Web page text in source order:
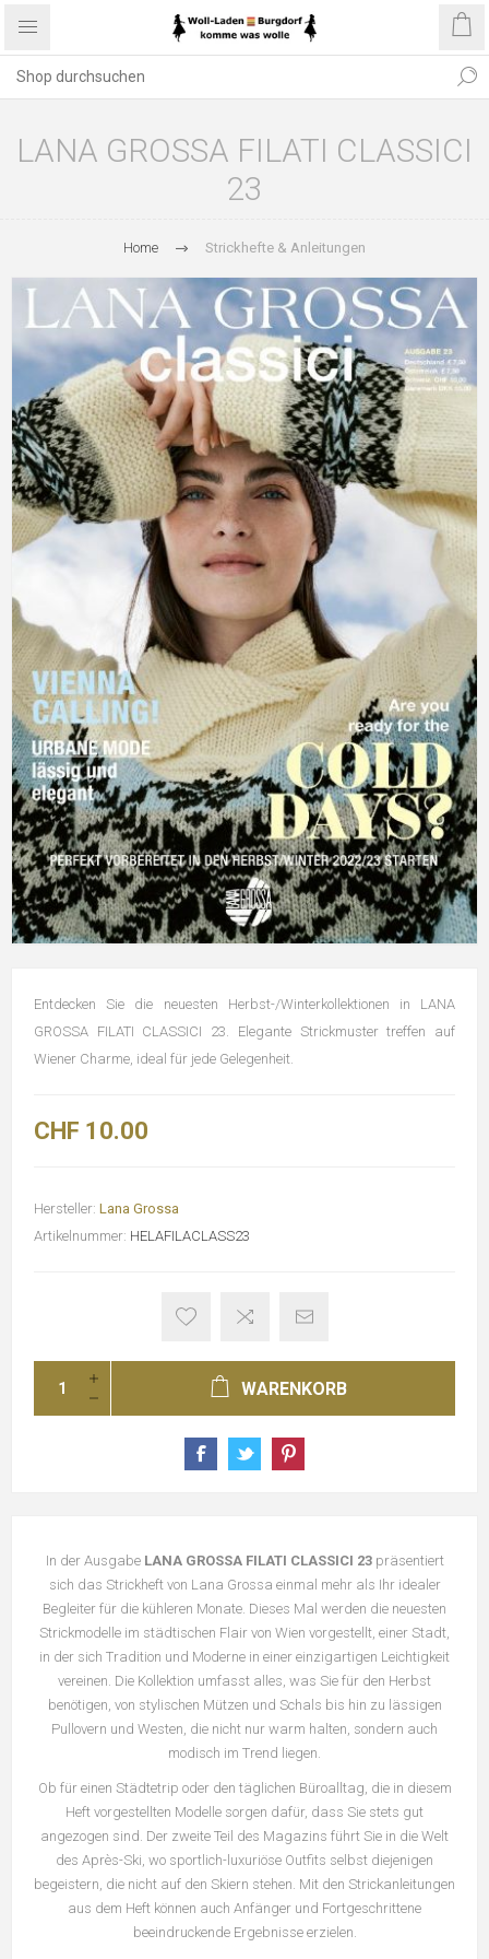
LANA GROSSA FILATI CLASSICI
23
Home Strickhefte & Anleitungen
Entdecken Sie die neuesten Herbst-/Winterkollektionen in LANA
GROSSA FILATI CLASSICI 23. Elegante Strickmuster treffen auf
Wiener Charme, ideal für jede Gelegenheit.
CHF 10.00
Hersteller: Lana Grossa
Artikelnummer: HELAFILACLASS23
WARENKORB
In der Ausgabe LANA GROSSA FILATI CLASSICI 23präsentiert
sich das Strickheft von Lana Grossa einmal mehr als Ihr idealer
Begleiter für die kühleren Monate. Dieses Mal werden die neuesten
Strickmodelle im städtischen Flair von Wien vorgestellt, einer Stadt,
in der sich Tradition und Moderne in einer einzigartigen Leichtigkeit
vereinen. Die Kollektion umfasst alles, was Sie für den Herbst
benötigen, von stylischen Mützen und Schals bis hin zu lässigen
Pullovern und Westen, die nicht nur warm halten, sondern auch
modisch im Trend liegen.
Ob für einen Städtetrip oder den täglichen Büroalltag, die in diesem
Heft vorgestellten Modelle sorgen dafür, dass Sie stets gut
angezogen sind. Der zweite Teil des Magazins führt Sie in die Welt
des Après-Ski, wo sportlich-luxuriöse Outfits selbst diejenigen
begeistern, die nicht auf den Skiern stehen. Mit den Strickanleitungen
aus dem Heft können auch Anfänger und Fortgeschrittene
beeindruckende Ergebnisse erzielen.